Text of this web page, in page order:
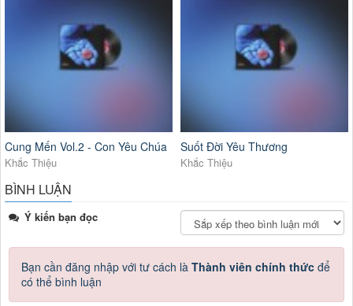
Cung Mến Vol.2 - Con Yêu Chúa
Khắc Thiệu
Suốt Đời Yêu Thương
Khắc Thiệu
BÌNH LUẬN
Ý kiến bạn đọc
Bạn cần đăng nhập với tư cách là Thành viên chính thức để
có thể bình luận